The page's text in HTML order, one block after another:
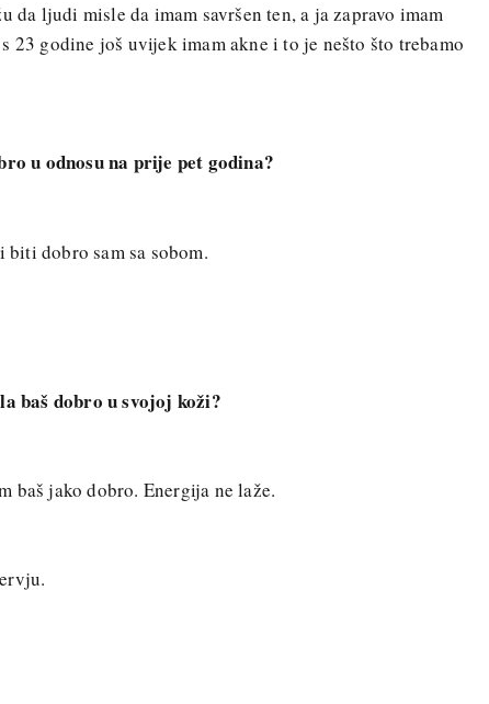
da ljudi misle da imam savršen ten, a ja zapravo imam
23 godine još uvijek imam akne i to je nešto što trebamo
u odnosu na prije pet godina?
dobro sam sa sobom.
baš dobro u svojoj koži?
baš jako dobro. Energija ne laže.